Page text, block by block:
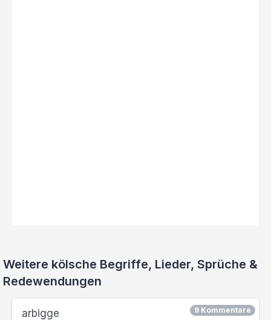
Weitere kölsche Begriffe, Lieder, Sprüche &
Redewendungen
9 Kommentare
arbigge